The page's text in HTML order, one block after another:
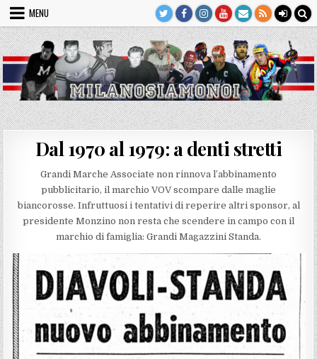
Skip
content
MENU
Dal 1970 al 1979: a denti stretti
Grandi Marche Associate non rinnova l’abbinamento
pubblicitario, il marchio VOV scompare dalle maglie
biancorosse. Infruttuosi i tentativi di reperire altri sponsor, al
presidente Monzino non resta che scendere in campo con il
marchio di famiglia: Grandi Magazzini Standa.